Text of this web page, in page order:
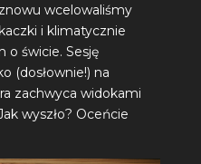
wcelowaliśmy
i klimatycznie
o świcie. Sesję
(dosłownie!) na
zachwyca widokami
wyszło? Oceńcie